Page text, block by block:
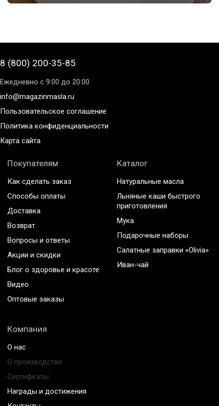
8 (800) 200-35-85
Ежедневно с 9:00 до 20:00
info@magazinmasla.ru
Пользовательское соглашение
Политика конфиденциальности
Карта сайта
Покупателям
Как сделать заказ
Способы оплаты
Доставка
Возврат
Вопросы и ответы
Акции и скидки
Блог о здоровье и красоте
Видео
Оптовые заказы
Каталог
Натуральные масла
Льняные каши быстрого
приготовления
Мука
Подарочные наборы
Салатные заправки «Olivia»
Иван-чай
Компания
О нас
О производстве
Сертифкаты
Награды и достижения